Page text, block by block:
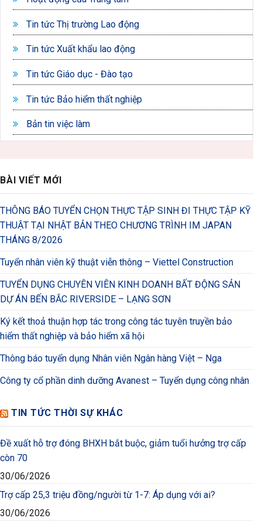
Tin tức Thị trường Lao động
Tin tức Xuất khẩu lao động
Tin tức Giáo dục - Đào tạo
Tin tức Bảo hiểm thất nghiệp
Bản tin việc làm
BÀI VIẾT MỚI
THÔNG BÁO TUYỂN CHỌN THỰC TẬP SINH ĐI THỰC TẬP KỸ
THUẬT TẠI NHẬT BẢN THEO CHƯƠNG TRÌNH IM JAPAN
THÁNG 8/2026
Tuyển nhân viên kỹ thuật viễn thông – Viettel Construction
TUYỂN DỤNG CHUYÊN VIÊN KINH DOANH BẤT ĐỘNG SẢN
DỰ ÁN BẾN BẮC RIVERSIDE – LẠNG SƠN
Ký kết thoả thuận hợp tác trong công tác tuyên truyền bảo
hiểm thất nghiệp và bảo hiểm xã hội
Thông báo tuyển dụng Nhân viên Ngân hàng Việt – Nga
Công ty cổ phần dinh dưỡng Avanest – Tuyển dụng công nhân
TIN TỨC THỜI SỰ KHÁC
Đề xuất hỗ trợ đóng BHXH bắt buộc, giảm tuổi hưởng trợ cấp
còn 70
30/06/2026
Trợ cấp 25,3 triệu đồng/người từ 1-7: Áp dụng với ai?
30/06/2026